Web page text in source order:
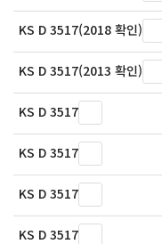
KS D 3517(2018 확인)
KS D 3517(2013 확인)
KS D 3517
KS D 3517
KS D 3517
KS D 3517